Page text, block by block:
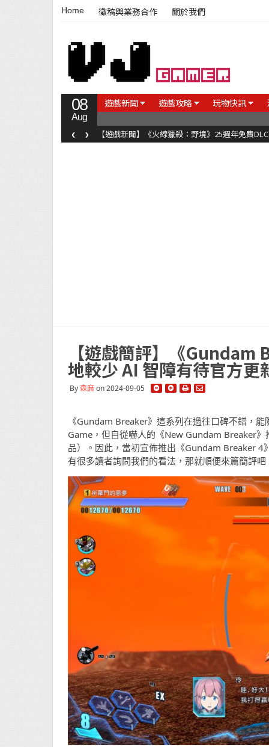
Home 徵稿與業務合作 關於我們
08
Aug
遊戲新聞 遊戲攻略 玩物快訊
【遊戲新聞】《火線獵殺：野境》25週年免費
‹ ›
【遊戲簡評】《
地較少 AI 智障有待官方更
By森麻on 2024-09-05
《Gundam Breaker》這系列在過往口碑不錯，
Game，但自從嚇人的《New Gundam Breaker
品）。因此，當初宣佈推出《Gundam Breaker
有很多讀者詢問我們的看法，那就順便來篇簡評吧